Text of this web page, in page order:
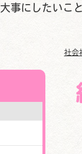
大事にしたいこと
社